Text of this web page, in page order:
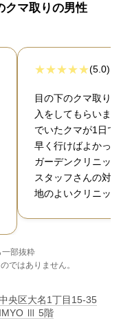
クマ取りの男性
(5.0)
目の下のクマ取り
入をしてもらいま
でいたクマが1日で
早く行けばよかっ
ガーデンクリニッ
スタッフさんの対
地のよいクリニッ
部抜粋
ではありません。
央区大名1丁目15-35
Ⅲ 5階